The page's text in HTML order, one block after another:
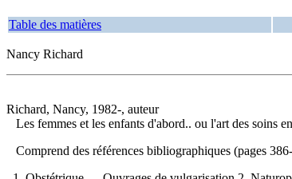
Table des matières
Nancy Richard
Richard, Nancy, 1982-, auteur
Les femmes et les enfants d'abord.. ou l'art des soins
Comprend des références bibliographiques (pages